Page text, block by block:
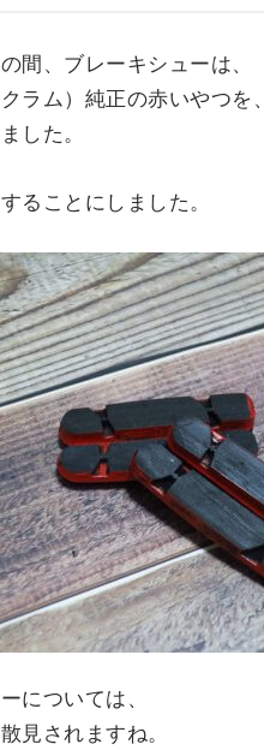
間、ブレーキシューは、
ラム）純正の赤いやつを
した。
ることにしました。
については、
見されますね。